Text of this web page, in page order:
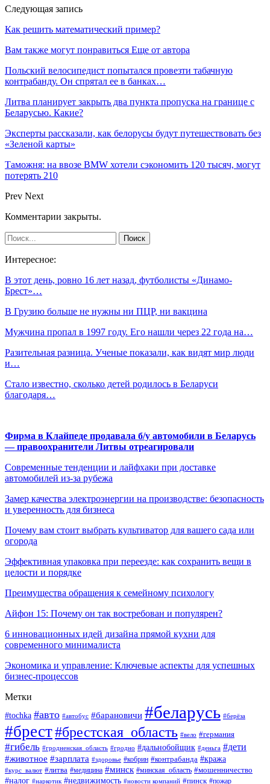
Следующая запись
Как решить математический пример?
Вам также могут понравиться Еще от автора
Польский велосипедист попытался провезти табачную
контрабанду. Он спрятал ее в банках…
Литва планирует закрыть два пункта пропуска на границе с
Беларусью. Какие?
Эксперты рассказали, как белорусы будут путешествовать без
«Зеленой карты»
Таможня: на ввозе BMW хотели сэкономить 120 тысяч, могут
потерять 210
Prev Next
Комментарии закрыты.
Интересное:
В этот день, ровно 16 лет назад, футболисты «Динамо-
Брест»…
В Грузию больше не нужны ни ПЦР, ни вакцина
Мужчина пропал в 1997 году. Его нашли через 22 года на…
Разительная разница. Ученые показали, как видят мир люди
и…
Стало известно, сколько детей родилось в Беларуси
благодаря…
Фирма в Клайпеде продавала б/у автомобили в Беларусь
— правоохранители Литвы отреагировали
Современные тенденции и лайфхаки при доставке
автомобилей из-за рубежа
Замер качества электроэнергии на производстве: безопасность
и уверенность для бизнеса
Почему вам стоит выбрать культиватор для вашего сада или
огорода
Эффективная упаковка при переезде: как сохранить вещи в
целости и порядке
Преимущества обращения к семейному психологу
Айфон 15: Почему он так востребован и популярен?
6 инновационных идей дизайна прямой кухни для
современного минималиста
Экономика и управление: Ключевые аспекты для успешных
бизнес-процессов
Метки
#tochka #авто #автобус #барановичи #беларусь #берёза
#брест#брестская_область #вело #германия
#гибель #гродненская_область #гродно #дальнобойщик #деньга #дети
#животное #зарплата #здоровье #кобрин #контрабанда #кража
#курс_валют #литва #медицина #минск #минская_область #мошенничество
#налог #наркотик #недвижимость #новости компаний #пинск #пожар